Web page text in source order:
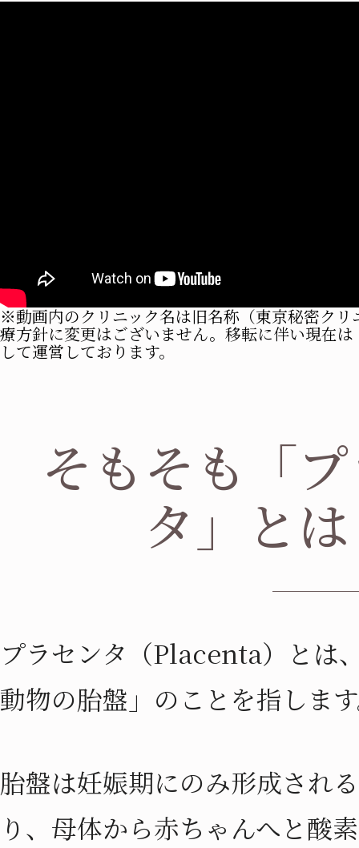
※動画内のクリニック名は旧名称（東京秘密クリ
療方針に変更はございません。移転に伴い現在
して運営しております。
そもそも「
タ」と
プラセンタ（Placenta）とは
動物の胎盤」のことを指しま
胎盤は妊娠期にのみ形成され
り、母体から赤ちゃんへと酸